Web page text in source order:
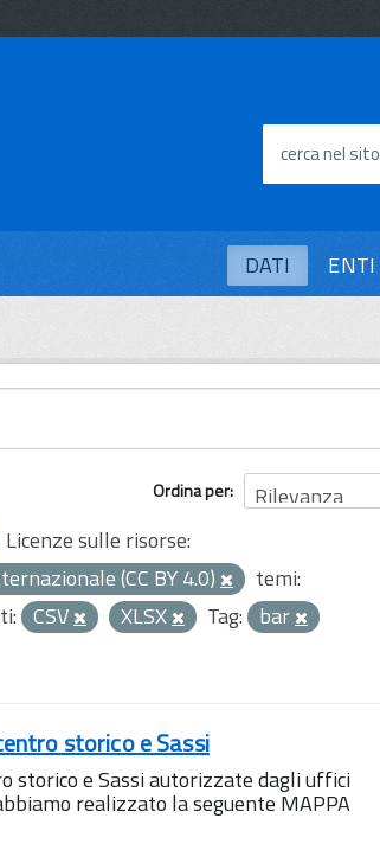
cerca nel sito
DATI ENTI
Ordina per
Licenze sulle risorse:
(CC BY 4.0)
temi:
CSV XLSX Tag: bar
storico e Sassi
storico e Sassi autorizzate dagli uffici
realizzato la seguente MAPPA